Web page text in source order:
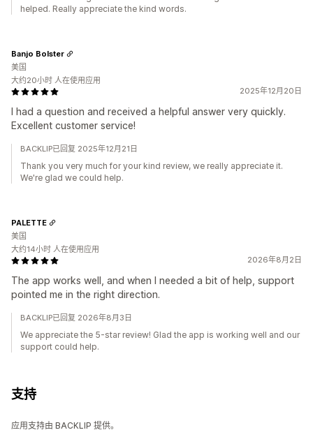
helped. Really appreciate the kind words.
2025年12月20日
I had a question and received a helpful answer very quickly.
Excellent customer service!
Banjo Bolster
美国
大约20小时 人在使用应用
BACKLIP已回复 2025年12月21日
Thank you very much for your kind review, we really appreciate it.
We're glad we could help.
2026年8月2日
The app works well, and when I needed a bit of help, support
pointed me in the right direction.
PALETTE
美国
大约14小时 人在使用应用
BACKLIP已回复 2026年8月3日
We appreciate the 5-star review! Glad the app is working well and our
support could help.
支持
应用支持由 BACKLIP 提供。